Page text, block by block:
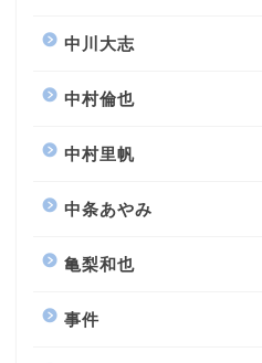
中川大志
中村倫也
中村里帆
中条あやみ
亀梨和也
事件